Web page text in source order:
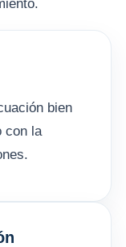
bien
con la